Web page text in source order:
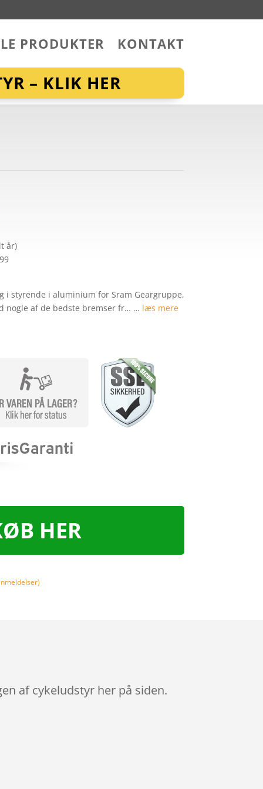
PRODUKTER KONTAKT
– KLIK HER
år)
i styrende i aluminium for Sram Geargruppe,
nogle af de bedste bremser fr… … læs mere
HER
af cykeludstyr her på siden.